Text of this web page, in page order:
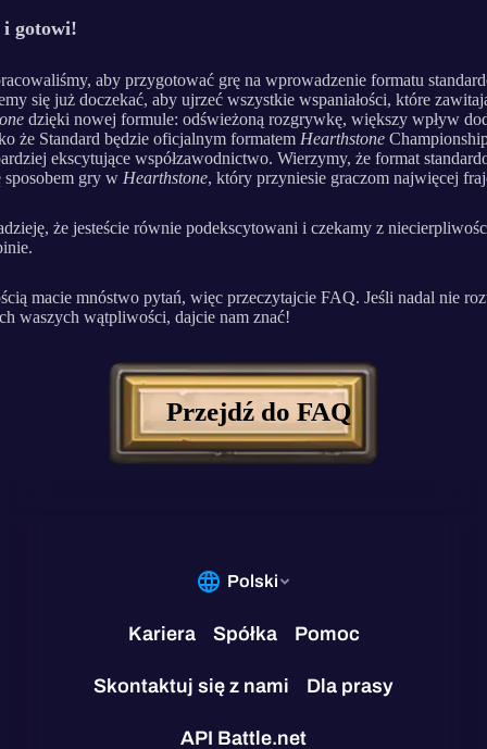
gotowi!
aby przygotować grę na wprowadzenie formatu
się już doczekać, aby ujrzeć wszystkie wspaniałości, które
dzięki nowej formule: odświeżoną rozgrywkę, większy wpływ
że Standard będzie oficjalnym formatem Hearthstone
ekscytujące współzawodnictwo. Wierzymy, że format
sposobem gry w Hearthstone, który przyniesie graczom najwięcej
że jesteście równie podekscytowani i czekamy z
macie mnóstwo pytań, więc przeczytajcie FAQ. Jeśli nadal nie
waszych wątpliwości, dajcie nam znać!
Przejdź do FAQ